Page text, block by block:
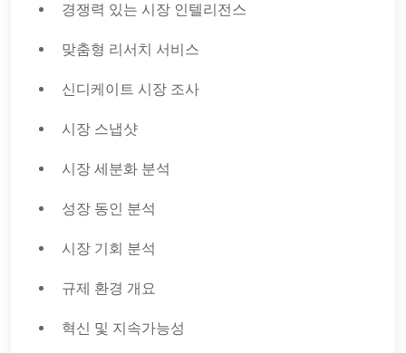
경쟁력 있는 시장 인텔리전스
맞춤형 리서치 서비스
신디케이트 시장 조사
시장 스냅샷
시장 세분화 분석
성장 동인 분석
시장 기회 분석
규제 환경 개요
혁신 및 지속가능성